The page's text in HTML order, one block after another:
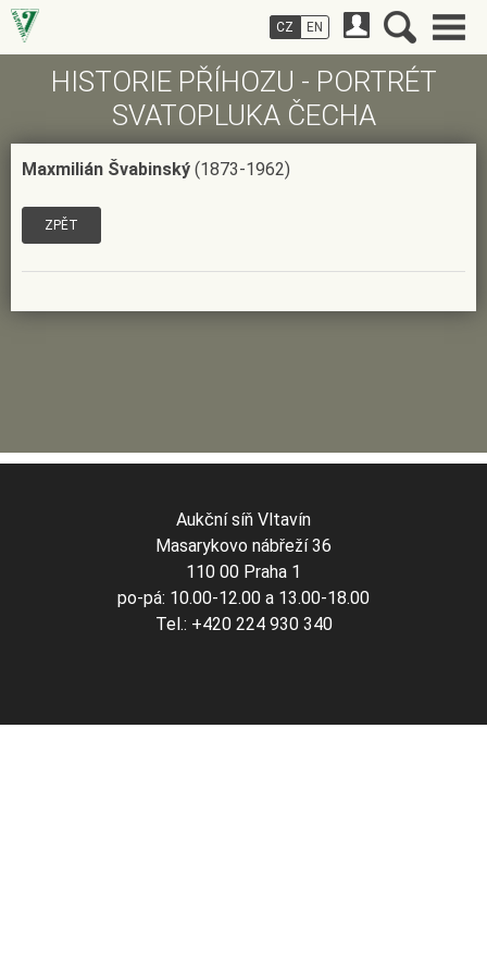
HISTORIE PŘÍHOZU - PORTRÉT
SVATOPLUKA ČECHA
Maxmilián Švabinský (1873-1962)
ZPĚT
CZ EN
Aukční síň Vltavín
Masarykovo nábřeží 36
110 00 Praha 1
po-pá: 10.00-12.00 a 13.00-18.00
Tel.: +420 224 930 340